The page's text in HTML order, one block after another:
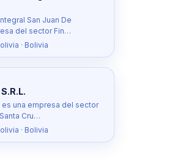
San Juan De
del sector Fin…
· Bolivia
es una empresa del sector
Cru…
· Bolivia